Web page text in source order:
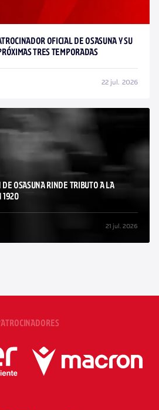
OFICIAL DE OSASUNA Y SU
TRES TEMPORADAS
22 jul. 2026
DE OSASUNA RINDE TRIBUTO A LA
1920
21 jul. 2026